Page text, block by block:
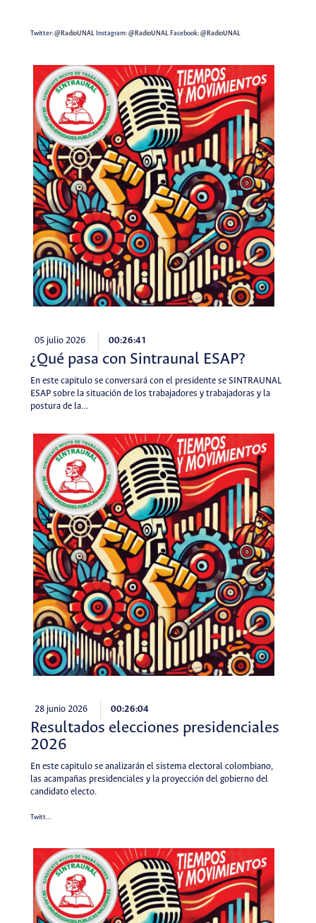
Twitter:@RadioUNALInstagram:@RadioUNALFacebook:@RadioUNAL
05 julio 2026 00:26:41
¿Qué pasa con Sintraunal ESAP?
En este capitulo se conversará con el presidente se SINTRAUNAL
ESAP sobre la situación de los trabajadores y trabajadoras y la
postura de la…
28 junio 2026 00:26:04
Resultados elecciones presidenciales
2026
En este capitulo se analizarán el sistema electoral colombiano,
las acampañas presidenciales y la proyección del gobierno del
candidato electo.
Twitt…